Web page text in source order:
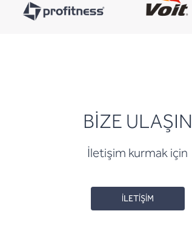
BİZE ULAŞIN
İletişim kurmak için
İLETİŞİM